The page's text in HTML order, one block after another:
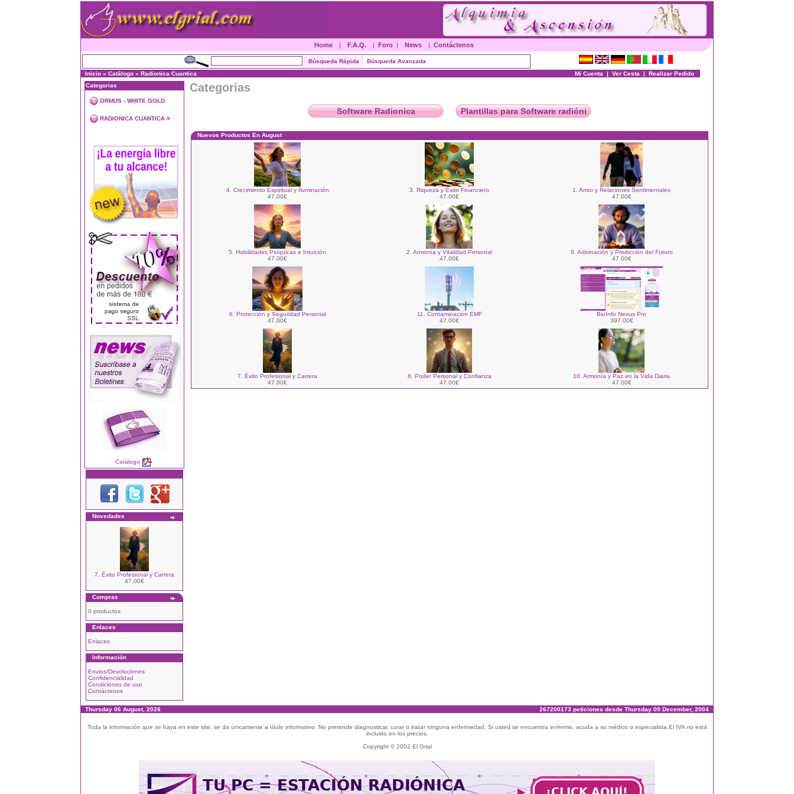
Home | F.A.Q. | Foro| News | Contáctenos
Búsqueda Avanzada
Inicio » Catálogo » Radionica Cuantica Mi Cuenta | Ver Cesta | Realizar Pedido
Categorias
ORMUS - WHITE GOLD
RADIONICA CUANTICA »
Catálogo
Novedades
7. Éxito Profesional y Carrera
47.00€
Compras
0 productos
Enlaces
Enlaces
Información
Envios/Devoluciones
Confidencialidad
Condiciones de uso
Contáctenos
Categorias
Software Radionica Plantillas para Software radióni
Nuevos Productos En August
4. Crecimiento Espiritual y Iluminación
47.00€
3. Riqueza y Éxito Financiero
47.00€
1. Amor y Relaciones Sentimentales
47.00€
5. Habilidades Psíquicas e Intuición
47.00€
2. Armonía y Vitalidad Personal
47.00€
9. Adivinación y Predicción del Futuro
47.00€
6. Protección y Seguridad Personal
47.00€
11. Contaminación EMF
47.00€
BioInfo Nexus Pro
397.00€
7. Éxito Profesional y Carrera
47.00€
8. Poder Personal y Confianza
47.00€
10. Armonía y Paz en la Vida Diaria
47.00€
Thursday 06 August, 2026 267200173 peticiones desde Thursday 09 December, 2004
Toda la información que se haya en este site, se da únicamente a título informativo. No pretende diagnosticar, curar o tratar ninguna enfermedad. Si usted se encuentra enfermo, acuda a su médico o especialista.El IVA no está
incluido en los precios.
Copyright © 2002 El Grial